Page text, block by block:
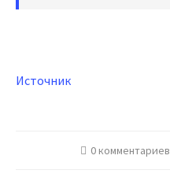
Источник
0 комментариев